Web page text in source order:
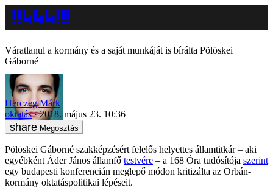
Váratlanul a kormány és a saját munkáját is bírálta Pölöskei
Gáborné
Herczeg Márk
oktatás
2018. május 23. 10:36
Megosztás
Pölöskei Gáborné szakképzésért felelős helyettes államtitkár – aki
egyébként Áder János államfő testvére – a 168 Óra tudósítója szerint
egy budapesti konferencián meglepő módon kritizálta az Orbán-
kormány oktatáspolitikai lépéseit.